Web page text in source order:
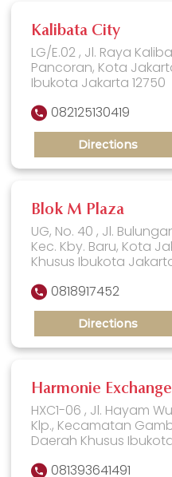
Kalibata City
LG/E.02 , Jl. Raya
Pancoran, Kota
Ibukota Jakarta 12750
082125130419
Directions
Blok M Plaza
UG, No. 40 , Jl.
Kec. Kby. Baru, Kota
Khusus Ibukota Jakarta
0818917452
Directions
Harmonie Exchange
HXC1-06 , Jl. Hayam
Klp., Kecamatan
Daerah Khusus
081393641491